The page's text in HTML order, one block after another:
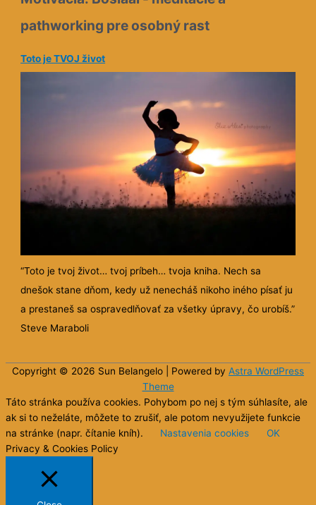
pathworking pre osobný rast
Toto je TVOJ život
“Toto je tvoj život… tvoj príbeh… tvoja kniha. Nech sa
dnešok stane dňom, kedy už nenecháš nikoho iného písať ju
a prestaneš sa ospravedlňovať za všetky úpravy, čo urobíš.”
Steve Maraboli
Copyright © 2026 Sun Belangelo | Powered by Astra WordPress
Theme
Táto stránka používa cookies. Pohybom po nej s tým súhlasíte, ale
ak si to neželáte, môžete to zrušiť, ale potom nevyužijete funkcie
na stránke (napr. čítanie kníh).
Nastavenia cookies
OK
Privacy & Cookies Policy